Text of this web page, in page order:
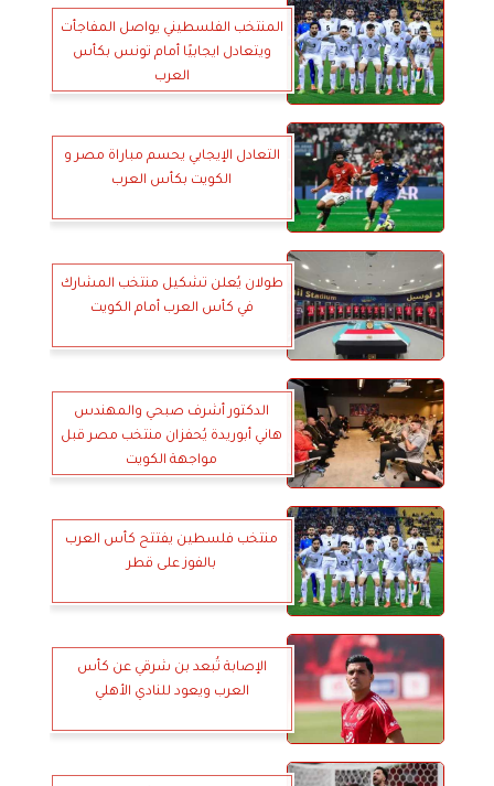
المنتخب الفلسطيني يواصل المفاجأت
ويتعادل ايجابيًا أمام تونس بكأس
العرب
التعادل الإيجابي يحسم مباراة مصر و
الكويت بكأس العرب
طولان يُعلن تشكيل منتخب المشارك
في كأس العرب أمام الكويت
الدكتور أشرف صبحي والمهندس
هاني أبوريدة يُحفزان منتخب مصر قبل
مواجهة الكويت
منتخب فلسطين يفتتح كأس العرب
بالفوز على قطر
الإصابة تُبعد بن شرقي عن كأس
العرب ويعود للنادي الأهلي